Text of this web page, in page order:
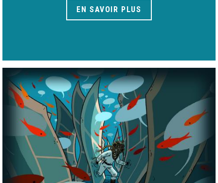
EN SAVOIR PLUS